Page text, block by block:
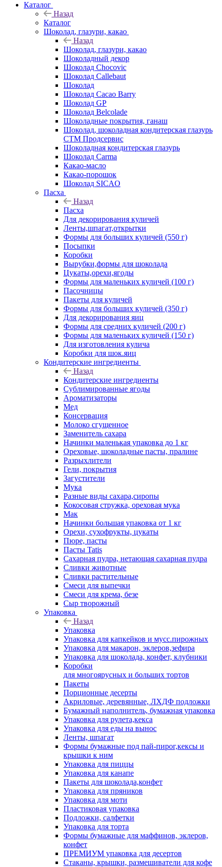
Каталог
Назад
Каталог
Шоколад, глазури, какао
Назад
Шоколад, глазури, какао
Шоколадный декор
Шоколад Chocovic
Шоколад Callebaut
Шоколад
Шоколад Cacao Barry
Шоколад GP
Шоколад Belcolade
Шоколадные покрытия, ганаш
Шоколад, шоколадная кондитерская глазурь
СТМ Продсервис
Шоколадная кондитерская глазурь
Шоколад Carma
Какао-масло
Какао-порошок
Шоколад SICAO
Пасха
Назад
Пасха
Для декорирования куличей
Ленты,шпагат,открытки
Формы для больших куличей (550 г)
Посыпки
Коробки
Вырубки,формы для шоколада
Цукаты,орехи,ягоды
Формы для маленьких куличей (100 г)
Пасочницы
Пакеты для куличей
Формы для больших куличей (350 г)
Для декорирования яиц
Формы для средних куличей (200 г)
Формы для маленьких куличей (150 г)
Для изготовления кулича
Коробки для шок.яиц
Кондитерские ингредиенты
Назад
Кондитерские ингредиенты
Сублимированные ягоды
Ароматизаторы
Мед
Консервация
Молоко сгущенное
Заменитель сахара
Начинки маленькая упаковка до 1 кг
Ореховые, шоколадные пасты, пралине
Разрыхлители
Гели, покрытия
Загустители
Мука
Разные виды сахара,сиропы
Кокосовая стружка, ореховая мука
Мак
Начинки большая упаковка от 1 кг
Орехи, сухофрукты, цукаты
Пюре, пасты
Пасты Tatis
Сахарная пудра, нетающая сахарная пудра
Сливки животные
Сливки растительные
Смеси для выпечки
Смеси для крема, безе
Сыр творожный
Упаковка
Назад
Упаковка
Упаковка для капкейков и мусс.пирожных
Упаковка для макарон, эклеров,зефира
Упаковка для шоколада, конфет, клубники
Коробки
для многоярусных и больших тортов
Пакеты
Порционные десерты
Акриловые, деревянные, ЛХДФ подложки
Бумажный наполнитель, бумажная упаковка
Упаковка для рулета,кекса
Упаковка для еды на вынос
Ленты, шпагат
Формы бумажные под пай-пирог,кексы и
крышки к ним
Упаковка для пиццы
Упаковка для канапе
Пакеты для шоколада,конфет
Упаковка для пряников
Упаковка для моти
Пластиковая упаковка
Подложки, салфетки
Упаковка для торта
Формы бумажные для маффинов, эклеров,
конфет
ПРЕМИУМ упаковка для десертов
Стаканы, крышки, размешиватели для кофе